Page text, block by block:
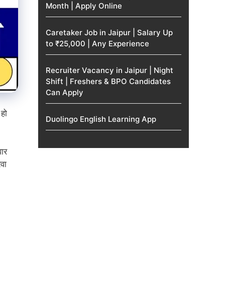
Month | Apply Online
Caretaker Job in Jaipur | Salary Up
to ₹25,000 | Any Experience
Recruiter Vacancy in Jaipur | Night
Shift | Freshers & BPO Candidates
Can Apply
Duolingo English Learning App